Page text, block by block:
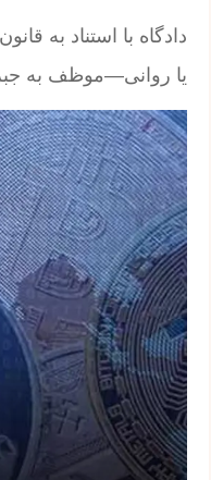
دادگاه با استناد به
یا روانی—موظف به